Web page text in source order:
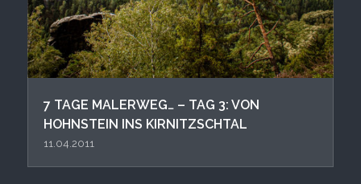
7 TAGE MALERWEG… – TAG 3: VON
HOHNSTEIN INS KIRNITZSCHTAL
11.04.2011